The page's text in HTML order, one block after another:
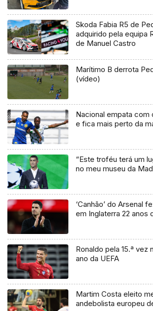
Skoda Fabia R5 de
adquirido pela equipa
de Manuel Castro
Marítimo B derrota
(vídeo)
Nacional empata com
e fica mais perto da
“Este troféu terá um
no meu museu da
‘Canhão’ do Arsenal
em Inglaterra 22 anos
Ronaldo pela 15.ª vez
ano da UEFA
Martim Costa eleito
andebolista europeu